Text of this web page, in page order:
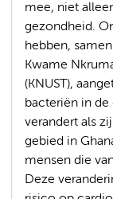
mee, niet
gezondheid.
hebben,
Kwame
(KNUST),
bacteriën in de
verandert als
gebied in
mensen die
Deze